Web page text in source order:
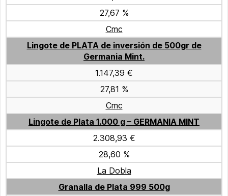
27,67 %
Cmc
Lingote de PLATA de inversión de 500gr de
Germania Mint.
1.147,39 €
27,81 %
Cmc
Lingote de Plata 1.000 g – GERMANIA MINT
2.308,93 €
28,60 %
La Dobla
Granalla de Plata 999 500g